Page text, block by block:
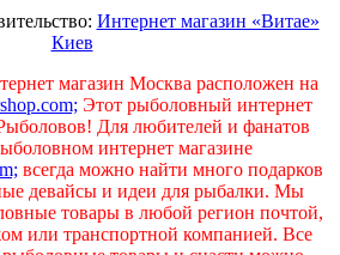
Интернет магазин «Витае»
Киев
магазин Москва расположен на
Этот рыболовный интернет
Для любителей и фанатов
интернет магазине
всегда можно найти много подарков
девайсы и идеи для рыбалки. Мы
товары в любой регион почтой,
или транспортной компанией. Все